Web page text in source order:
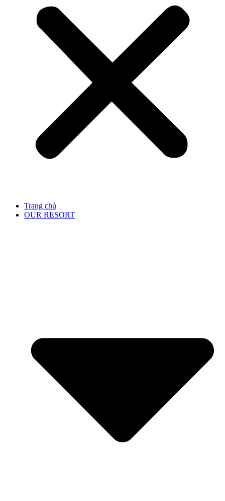
Trang chủ
OUR RESORT